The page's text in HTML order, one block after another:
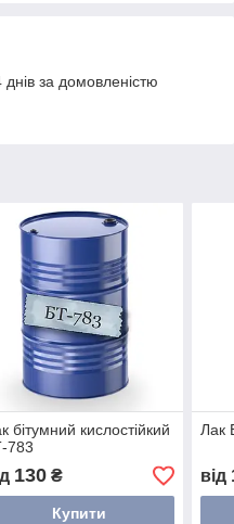
за домовленістю
бітумний кислостійкий
783
130₴
Купити
Лак
від